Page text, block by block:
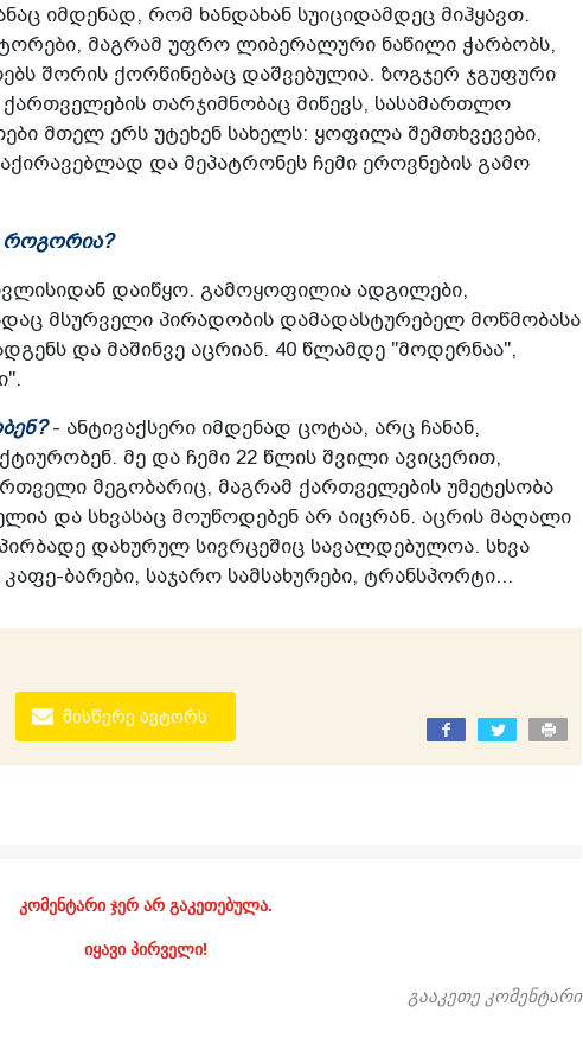
იმდენად, რომ ხანდახან სუიციდამდეც მიჰყავთ.
მაგრამ უფრო ლიბერალური ნაწილი ჭარბობს,
შორის ქორწინებაც დაშვებულია. ზოგჯერ ჯგუფური
თარჯიმნობაც მიწევს, სასამართლო
მთელ ერს უტეხენ სახელს: ყოფილა შემთხვევები,
და მეპატრონეს ჩემი ეროვნების გამო
როგორია?
დაიწყო. გამოყოფილია ადგილები,
მსურველი პირადობის დამადასტურებელ მოწმობასა
და მაშინვე აცრიან. 40 წლამდე "მოდერნაა",
- ანტივაქსერი იმდენად ცოტაა, არც ჩანან,
მე და ჩემი 22 წლის შვილი ავიცერით,
მეგობარიც, მაგრამ ქართველების უმეტესობა
და სხვასაც მოუწოდებენ არ აიცრან. აცრის მაღალი
დახურულ სივრცეშიც სავალდებულოა. სხვა
ბარები, საჯარო სამსახურები, ტრანსპორტი...
მისწერე ავტორს
კომენტარი ჯერ არ გაკეთებულა.
იყავი პირველი!
გააკეთე კომენტარი